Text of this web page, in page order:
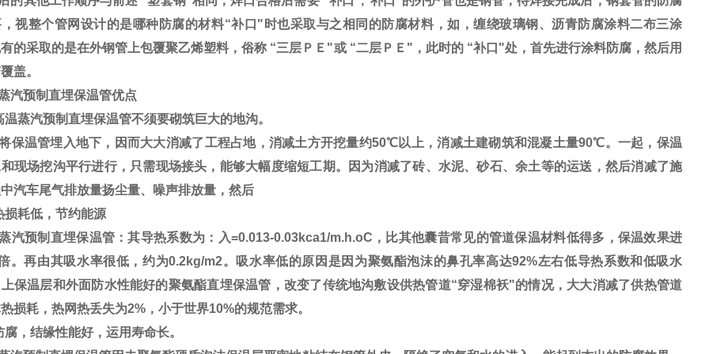
视整个管网设计的是哪种防腐的材料“补口"时也采取与之相同的防腐材料，如，缠绕玻璃钢、沥青防腐涂料二布三涂
的采取的是在外钢管上包覆聚乙烯塑料，俗称 “三层ＰＥ"或 “二层ＰＥ"，此时的 “补口"处，首先进行涂料防腐，然后用
盖。
预制直埋保温管优点
蒸汽预制直埋保温管不须要砌筑巨大的地沟。
温管埋入地下，因而大大消减了工程占地，消减土方开挖量约50℃以上，消减土建砌筑和混凝土量90℃。一起，保温
现场挖沟平行进行，只需现场接头，能够大幅度缩短工期。因为消减了砖、水泥、砂石、余土等的运送，然后消减了施
汽车尾气排放量扬尘量、噪声排放量，然后
耗低，节约能源
预制直埋保温管：其导热系数为：入=0.013-0.03kca1/m.h.oC，比其他囊昔常见的管道保温材料低得多，保温效果进
。再由其吸水率很低，约为0.2kg/m2。吸水率低的原因是因为聚氨酯泡沫的鼻孔率高达92%左右低导热系数和低吸水
保温层和外面防水性能好的聚氨酯直埋保温管，改变了传统地沟敷设供热管道“穿湿棉袄"的情况，大大消减了供热管道
损耗，热网热丢失为2%，小于世界10%的规范需求。
，结缘性能好，运用寿命长。